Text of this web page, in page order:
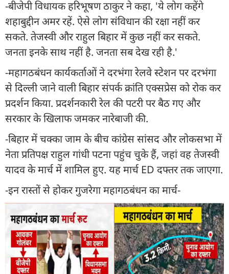
-बीजेपी विधायक हरिभूषण ठाकुर ने कहा, 'ये लोग कहेंगे
शहाबुद्दीन अमर रहें. ऐसे लोग संविधान की रक्षा नहीं कर
सकते. तेजस्वी और राहुल बिहार में कुछ नहीं कर सकते.
जनता इनके साथ नहीं है. जनता सब देख रही है.'
-महागठबंधन कार्यकर्ताओं ने दरभंगा रेलवे स्टेशन पर दरभंगा
से दिल्ली जाने वाली बिहार संपर्क क्रांति एक्सप्रेस को रोक कर
प्रदर्शन किया. प्रदर्शनकारी रेल की पटरी पर बैठ गए और
सरकार के खिलाफ जमकर नारेबाजी की.
-बिहार में चक्का जाम के बीच कांग्रेस सांसद और लोकसभा में
नेता प्रतिपक्ष राहुल गांधी पटना पहुंच चुके हैं, जहां वह तेजस्वी
यादव के मार्च में शामिल हुए. यह मार्च ED दफ्तर तक जाएगा.
-इन रास्तों से होकर गुजरेगा महागठबंधन का मार्च-